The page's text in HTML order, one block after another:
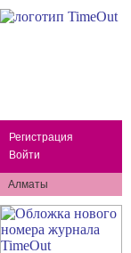
Регистрация
Войти
Алматы